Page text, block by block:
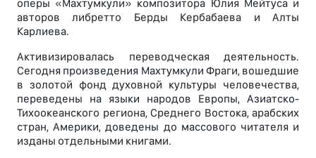
оперы «Махтумкули» композитора Юлия Мейтуса и
авторов либретто Берды Кербабаева и Алты
Карлиева.
Активизировалась переводческая деятельность.
Сегодня произведения Махтумкули Фраги, вошедшие
в золотой фонд духовной культуры человечества,
переведены на языки народов Европы, Азиатско-
Тихоокеанского региона, Среднего Востока, арабских
стран, Америки, доведены до массового читателя и
изданы отдельными книгами.